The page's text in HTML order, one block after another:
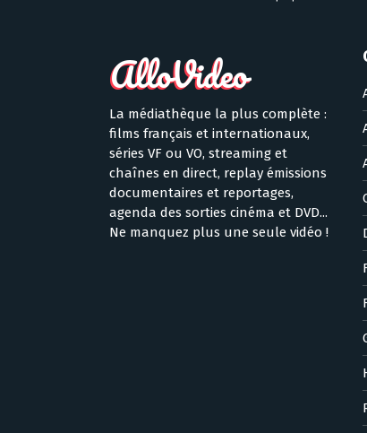
La médiathèque la plus complète :
films français et internationaux,
séries VF ou VO, streaming et
chaînes en direct, replay émissions
documentaires et reportages,
agenda des sorties cinéma et DVD...
Ne manquez plus une seule vidéo !